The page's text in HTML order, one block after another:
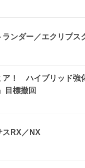
ンダー／エクリプス
ア！ ハイブリッド強
目標撤回
スRX／NX